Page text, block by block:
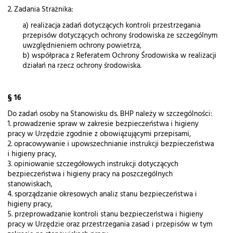
2. Zadania Strażnika:
a) realizacja zadań dotyczących kontroli przestrzegania
przepisów dotyczących ochrony środowiska ze szczególnym
uwzględnieniem ochrony powietrza,
b) współpraca z Referatem Ochrony Środowiska w realizacji
działań na rzecz ochrony środowiska.
§ 16
Do zadań osoby na Stanowisku ds. BHP należy w szczególności:
1. prowadzenie spraw w zakresie bezpieczeństwa i higieny
pracy w Urzędzie zgodnie z obowiązującymi przepisami,
2. opracowywanie i upowszechnianie instrukcji bezpieczeństwa
i higieny pracy,
3. opiniowanie szczegółowych instrukcji dotyczących
bezpieczeństwa i higieny pracy na poszczególnych
stanowiskach,
4. sporządzanie okresowych analiz stanu bezpieczeństwa i
higieny pracy,
5. przeprowadzanie kontroli stanu bezpieczeństwa i higieny
pracy w Urzędzie oraz przestrzegania zasad i przepisów w tym